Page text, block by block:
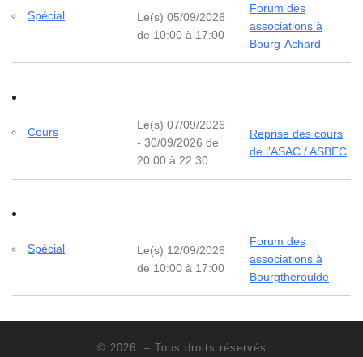
Spécial
Le(s) 05/09/2026
de 10:00 à 17:00
Forum des
associations à
Bourg-Achard
Cours
Le(s) 07/09/2026
- 30/09/2026 de
20:00 à 22:30
Reprise des cours
de l’ASAC / ASBEC
Spécial
Le(s) 12/09/2026
de 10:00 à 17:00
Forum des
associations à
Bourgtheroulde
© 2026 – Tous droits réservés